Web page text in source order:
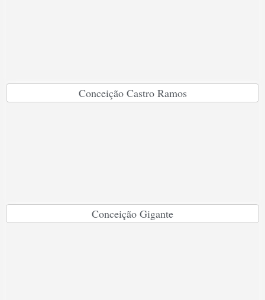
Conceição Castro Ramos
Conceição Gigante